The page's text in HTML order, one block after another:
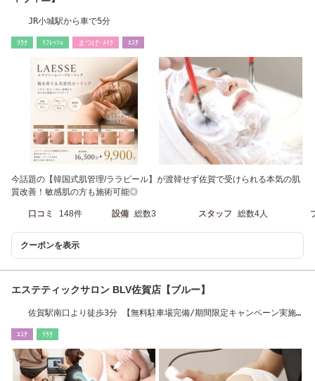
JR小城駅から車で5分
ﾘﾗｸ ﾘﾌﾚｯｼｭ まつげ･ﾒｲｸ ｴｽﾃ
今話題の【韓国式肌管理/ララピール】が渡韓せず佐賀で受けられる本気の肌
質改善！敏感肌の方も施術可能◎
口コミ 148件 設備 総数3 スタッフ 総数4人
クーポンを表示
エステティックサロン BLV佐賀店【ブルー】
佐賀駅南口より徒歩3分 【無料駐車場完備/期間限定キャンペーン実施
ｴｽﾃ ﾘﾗｸ